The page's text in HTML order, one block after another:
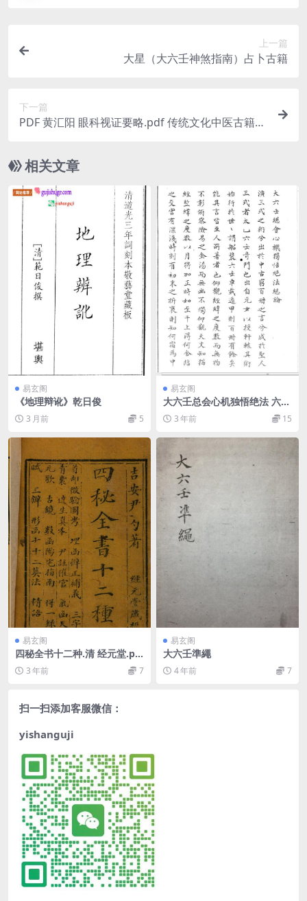
上一篇
大星（大六壬神煞指南）占卜古籍
下一篇
PDF 黄汇阳 眼科视证要略.pdf 传统文化中医古籍
相关文章
易玄阁
《地理辩讹》乾日俊
3 月前 5
易玄阁
大六壬总会心机独悟绝法 六壬
古籍，古籍书阁
3 年前 15
易玄阁
四秘全书十二种.清 经元堂.pd
f
3 年前 7
易玄阁
大六壬準繩
4 年前 7
扫一扫添加客服微信：
yishanguji